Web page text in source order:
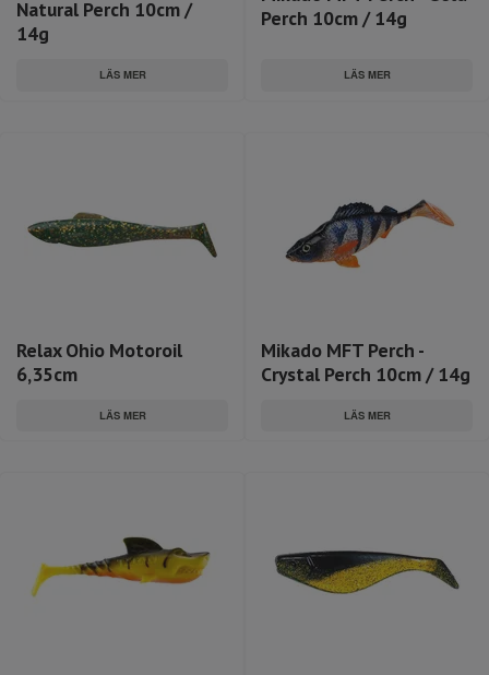
Natural Perch 10cm /
14g
LÄS MER
Perch 10cm / 14g
LÄS MER
Relax Ohio Motoroil
6,35cm
LÄS MER
Mikado MFT Perch -
Crystal Perch 10cm / 14g
LÄS MER